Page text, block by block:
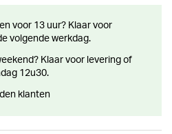
volgende werkdag.
12u30.
klanten